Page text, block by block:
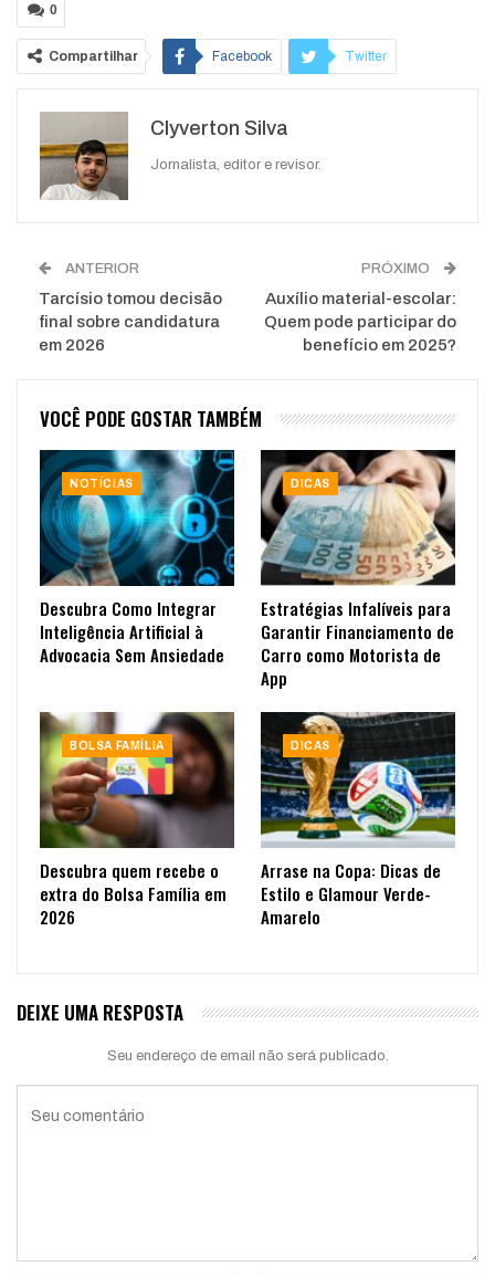
0
Compartilhar Facebook Twitter
WhatsApp
Clyverton Silva
Jornalista, editor e revisor.
ANTERIOR
Tarcísio tomou decisão
final sobre candidatura
em 2026
PRÓXIMO
Auxílio material-escolar:
Quem pode participar do
benefício em 2025?
VOCÊ PODE GOSTAR TAMBÉM
NOTÍCIAS
Descubra Como Integrar
Inteligência Artificial à
Advocacia Sem Ansiedade
DICAS
Estratégias Infalíveis para
Garantir Financiamento de
Carro como Motorista de
App
BOLSA FAMÍLIA
Descubra quem recebe o
extra do Bolsa Família em
2026
DICAS
Arrase na Copa: Dicas de
Estilo e Glamour Verde-
Amarelo
DEIXE UMA RESPOSTA
Seu endereço de email não será publicado.